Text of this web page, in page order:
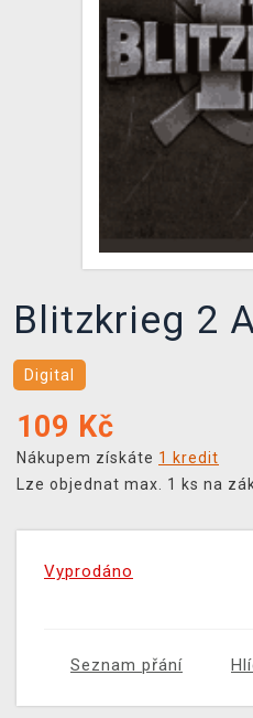
XZONE KLUB
TCG & BOARDGAME HUB
VÝKUP HER (BAZAR)
Blitzkrieg 2
Digital
109 Kč
Nákupem získáte 1 kredit
Lze objednat max. 1 ks na
Vyprodáno
Seznam přání